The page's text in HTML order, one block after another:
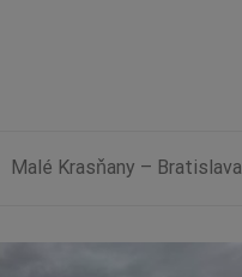
Malé Krasňany – Bratislava